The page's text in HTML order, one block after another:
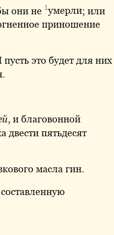
они не 1умерли; или
приношение
это будет для них
, и благовонной
двести пятьдесят
масла гин.